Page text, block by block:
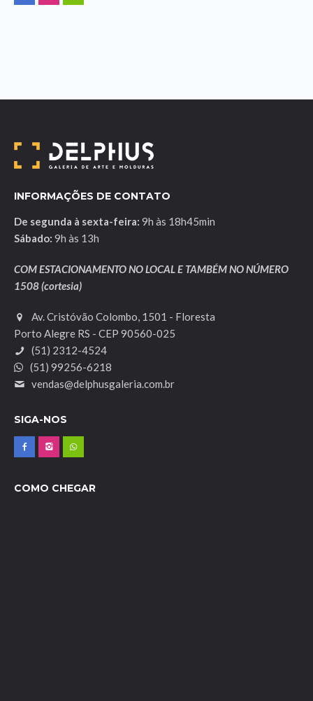
INFORMAÇÕES DE CONTATO
De segunda à sexta-feira: 9h às 18h45min
Sábado: 9h às 13h
COM ESTACIONAMENTO NO LOCAL E TAMBÉM NO NÚMERO
1508 (cortesia)
Av. Cristóvão Colombo, 1501 - Floresta
Porto Alegre RS - CEP 90560-025
(51) 2312-4524
(51) 99256-6218
vendas@delphusgaleria.com.br
SIGA-NOS
COMO CHEGAR